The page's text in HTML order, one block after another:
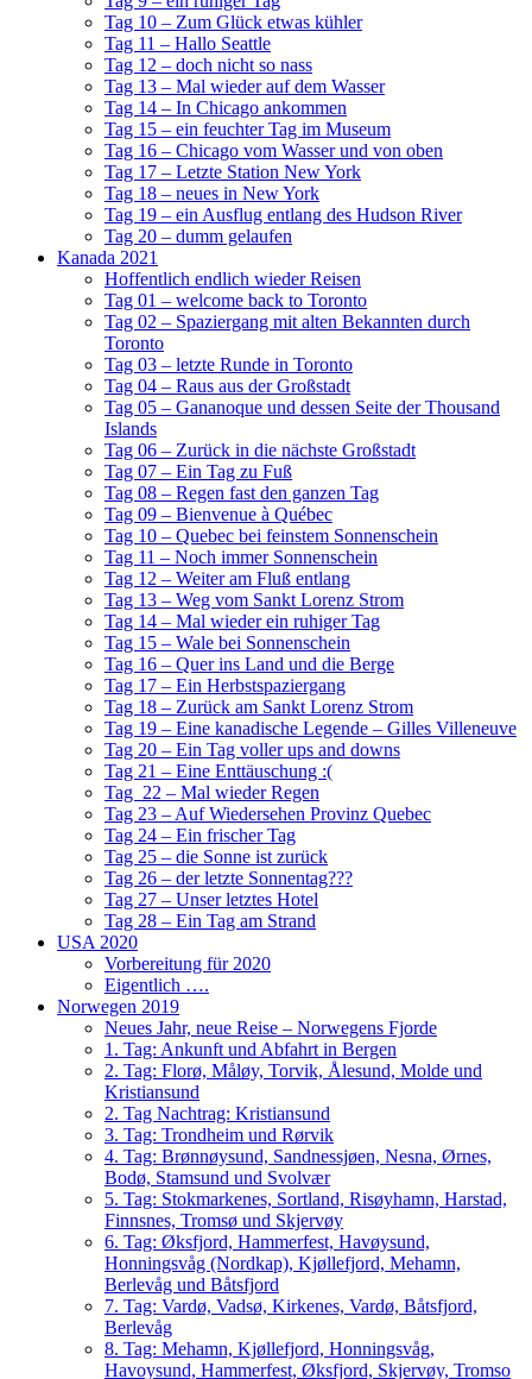
Tag 10 – Zum Glück etwas kühler
Tag 11 – Hallo Seattle
Tag 12 – doch nicht so nass
Tag 13 – Mal wieder auf dem Wasser
Tag 14 – In Chicago ankommen
Tag 15 – ein feuchter Tag im Museum
Tag 16 – Chicago vom Wasser und von oben
Tag 17 – Letzte Station New York
Tag 18 – neues in New York
Tag 19 – ein Ausflug entlang des Hudson River
Tag 20 – dumm gelaufen
Kanada 2021
Hoffentlich endlich wieder Reisen
Tag 01 – welcome back to Toronto
Tag 02 – Spaziergang mit alten Bekannten durch
Toronto
Tag 03 – letzte Runde in Toronto
Tag 04 – Raus aus der Großstadt
Tag 05 – Gananoque und dessen Seite der Thousand
Islands
Tag 06 – Zurück in die nächste Großstadt
Tag 07 – Ein Tag zu Fuß
Tag 08 – Regen fast den ganzen Tag
Tag 09 – Bienvenue à Québec
Tag 10 – Quebec bei feinstem Sonnenschein
Tag 11 – Noch immer Sonnenschein
Tag 12 – Weiter am Fluß entlang
Tag 13 – Weg vom Sankt Lorenz Strom
Tag 14 – Mal wieder ein ruhiger Tag
Tag 15 – Wale bei Sonnenschein
Tag 16 – Quer ins Land und die Berge
Tag 17 – Ein Herbstspaziergang
Tag 18 – Zurück am Sankt Lorenz Strom
Tag 19 – Eine kanadische Legende – Gilles Villeneuve
Tag 20 – Ein Tag voller ups and downs
Tag 21 – Eine Enttäuschung :(
Tag 22 – Mal wieder Regen
Tag 23 – Auf Wiedersehen Provinz Quebec
Tag 24 – Ein frischer Tag
Tag 25 – die Sonne ist zurück
Tag 26 – der letzte Sonnentag???
Tag 27 – Unser letztes Hotel
Tag 28 – Ein Tag am Strand
USA 2020
Vorbereitung für 2020
Eigentlich ….
Norwegen 2019
Neues Jahr, neue Reise – Norwegens Fjorde
1. Tag: Ankunft und Abfahrt in Bergen
2. Tag: Florø, Måløy, Torvik, Ålesund, Molde und
Kristiansund
2. Tag Nachtrag: Kristiansund
3. Tag: Trondheim und Rørvik
4. Tag: Brønnøysund, Sandnessjøen, Nesna, Ørnes,
Bodø, Stamsund und Svolvær
5. Tag: Stokmarkenes, Sortland, Risøyhamn, Harstad,
Finnsnes, Tromsø und Skjervøy
6. Tag: Øksfjord, Hammerfest, Havøysund,
Honningsvåg (Nordkap), Kjøllefjord, Mehamn,
Berlevåg und Båtsfjord
7. Tag: Vardø, Vadsø, Kirkenes, Vardø, Båtsfjord,
Berlevåg
8. Tag: Mehamn, Kjøllefjord, Honningsvåg,
Havoysund, Hammerfest, Øksfjord, Skjervøy, Tromso